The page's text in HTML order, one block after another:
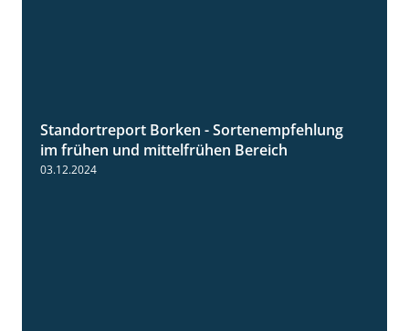
7:53
Standortreport Borken - Sortenempfehlung
im frühen und mittelfrühen Bereich
03.12.2024